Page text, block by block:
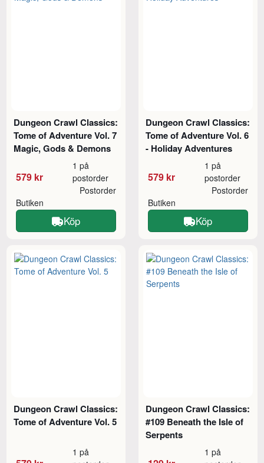
Dungeon Crawl Classics:
Tome of Adventure Vol. 7
Magic, Gods & Demons
579 kr
1 på
postorder
Butiken
Postorder
Köp
Dungeon Crawl Classics:
Tome of Adventure Vol. 6
- Holiday Adventures
579 kr
1 på
postorder
Butiken
Postorder
Köp
Dungeon Crawl Classics:
Tome of Adventure Vol. 5
1 på
Dungeon Crawl Classics:
#109 Beneath the Isle of
Serpents
1 på